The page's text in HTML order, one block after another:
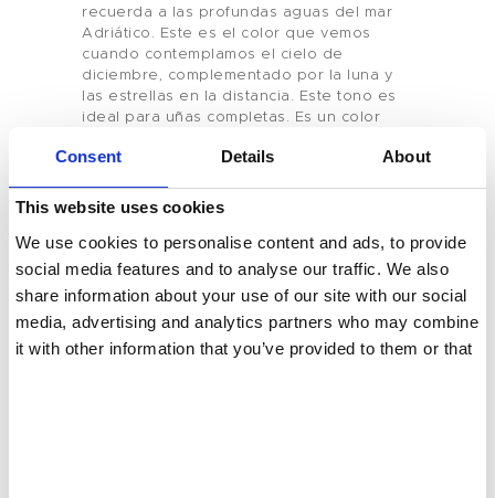
Consent Details About
This website uses cookies
We use cookies to personalise content and ads, to provide
social media features and to analyse our traffic. We also
share information about your use of our site with our social
media, advertising and analytics partners who may combine
it with other information that you’ve provided to them or that
Marca Privada
Color De Uñas
Tenteu
Contacto
Blog
ES
recuerda a las profundas aguas del mar
Adriático. Este es el color que vemos
cuando contemplamos el cielo de
diciembre, complementado por la luna y
las estrellas en la distancia. Este tono es
ideal para uñas completas. Es un color
uñas. Si buscas los mejores colores de
indicado. Para más información, no dudes